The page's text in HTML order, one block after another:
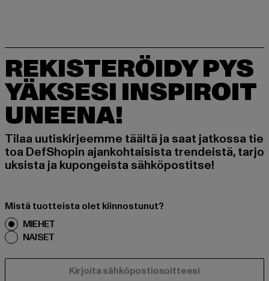
REKISTERÖIDY PYS
YÄKSESI INSPIROIT
UNEENA!
Tilaa uutiskirjeemme täältä ja saat jatkossa tie
toa DefShopin ajankohtaisista trendeistä, tarjo
uksista ja kupongeista sähköpostitse!
Mistä tuotteista olet kiinnostunut?
MIEHET
NAISET